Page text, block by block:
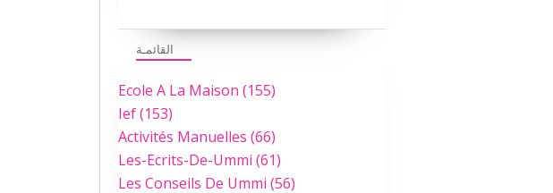
القائمـة
Ecole A La Maison (155)
Ief(153)
Activités Manuelles (66)
Les-Ecrits-De-Ummi (61)
Les Conseils De Ummi (56)